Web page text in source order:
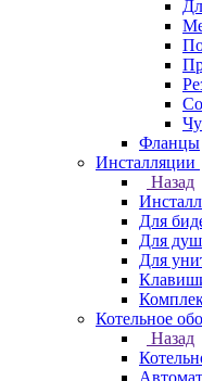
Фланцы
Инсталляции
Назад
Для
Для
Для
Котельное
Назад